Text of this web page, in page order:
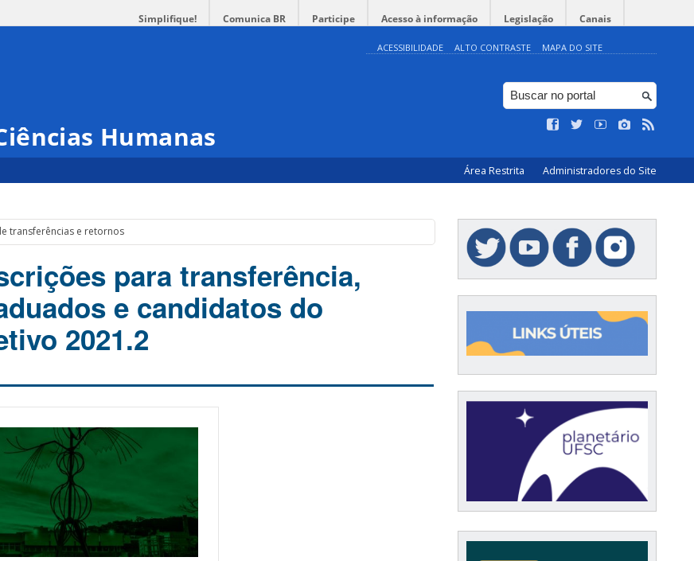
Simplifique! Comunica BR Participe Acesso à informação Legislação Canais
ACESSIBILIDADE ALTO CONTRASTE MAPA DO SITE
Humanas
Área Restrita Administradores do Site
transferências e retornos
para transferência,
e candidatos do
2021.2